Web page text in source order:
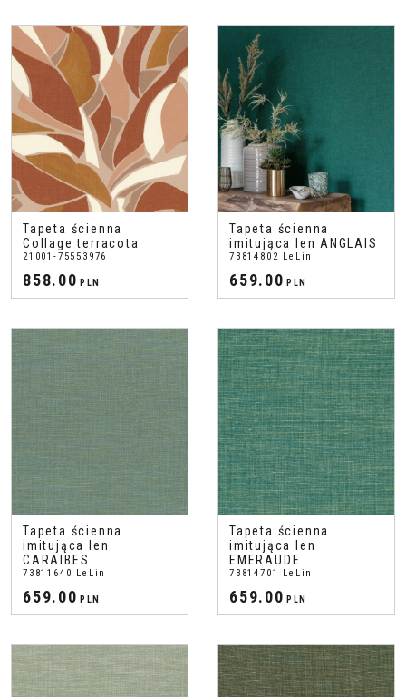
Tapeta ścienna
Collage terracota
21001-75553976
858.00 PLN
Tapeta ścienna
imitująca len ANGLAIS
73814802 LeLin
659.00 PLN
Tapeta ścienna
imitująca len
CARAIBES
73811640 LeLin
659.00 PLN
Tapeta ścienna
imitująca len
EMERAUDE
73814701 LeLin
659.00 PLN